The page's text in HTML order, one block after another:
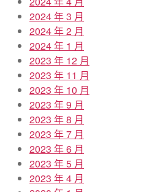
2024 年 3 月
2024 年 2 月
2024 年 1 月
2023 年 12 月
2023 年 11 月
2023 年 10 月
2023 年 9 月
2023 年 8 月
2023 年 7 月
2023 年 6 月
2023 年 5 月
2023 年 4 月